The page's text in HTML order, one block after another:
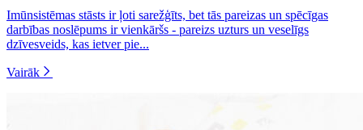
Imūnsistēmas stāsts ir ļoti sarežģīts, bet tās pareizas un spēcīgas
darbības noslēpums ir vienkāršs - pareizs uzturs un veselīgs
dzīvesveids, kas ietver pie...
Vairāk